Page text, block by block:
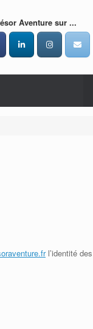
Aventure sur ...
l’identité des